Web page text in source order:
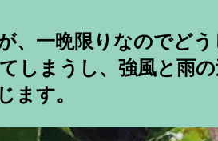
、一晩限りなのでどう
しまうし、強風と雨の
ます。